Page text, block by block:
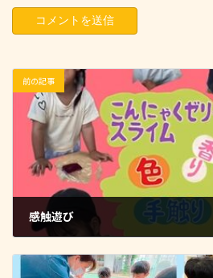
前の記事
感触遊び